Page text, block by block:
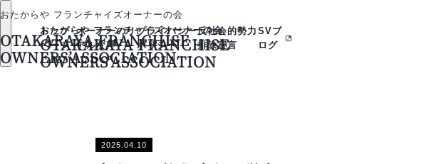
おたからや フランチャイズオーナーの会
OTAKARAYA FRANCHISE
OWNERS’ASSOCIATION
おたからや フランチャイズオーナーの会
OTAKARAYA FRANCHISE
OWNERS’ASSOCIATION
トップ
ページ
オーナーのリ
アルな声
プライバシー
ポリシー
反社会的勢力
排除宣言
SVブ
ログ
2025.04.10